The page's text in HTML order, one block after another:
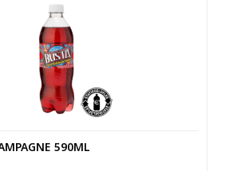
590ML